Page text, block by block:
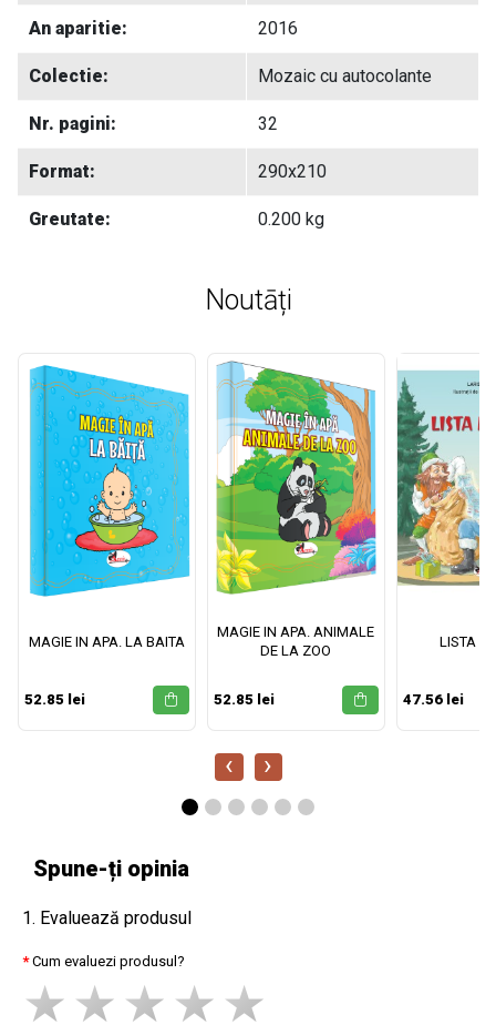
An aparitie: 2016
Colectie: Mozaic cu autocolante
Nr. pagini: 32
Format: 290x210
Greutate: 0.200 kg
Noutāți
MAGIE IN APA. LA BAITA
52.85 lei
MAGIE IN APA. ANIMALE
DE LA ZOO
52.85 lei
LISTA
47.56 lei
‹ ›
Spune-ți opinia
1. Evaluează produsul
Cum evaluezi produsul?